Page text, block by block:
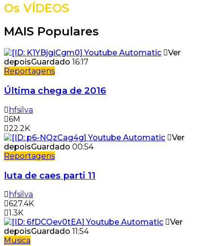
Os VÍDEOS
MAIS Populares
Ver
depoisGuardado 16:17
Reportagens
Última chega de 2016
hfsilva
6M
22.2K
Ver
depoisGuardado 00:54
Reportagens
luta de caes parti 11
hfsilva
627.4K
1.3K
Ver
depoisGuardado 11:54
Musica